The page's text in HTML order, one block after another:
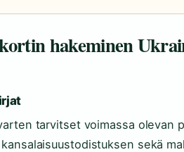
hakeminen
tarvitset voimassa olevan
sekä